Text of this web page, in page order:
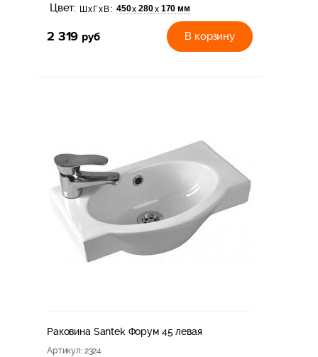
Цвет: ШхГхВ: 450х 280х 170 мм
2 319 руб В корзину
Раковина Santek Форум 45 левая
Артикул: 2324